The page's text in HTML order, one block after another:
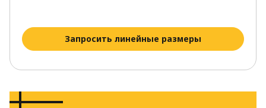
Запросить линейные размеры